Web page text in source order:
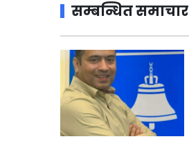
सम्बन्धित समाचार